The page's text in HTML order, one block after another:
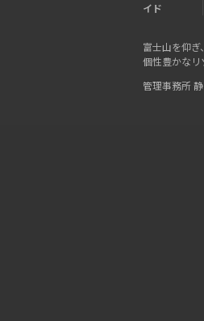
イド
富士山を仰
個性豊かなリ
管理事務所